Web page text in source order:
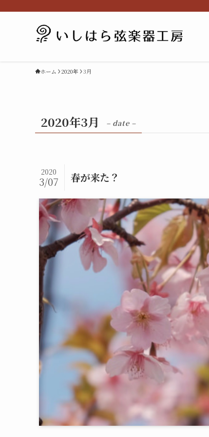
ホーム 2020年 3月
2020年3月 – date –
春が来た？
2020
3/07